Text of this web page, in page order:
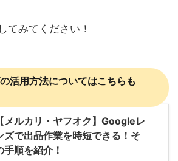
てみてください！
活用方法についてはこちらも
【メルカリ・ヤフオク】Googleレ
ズで出品作業を時短できる！そ
手順を紹介！